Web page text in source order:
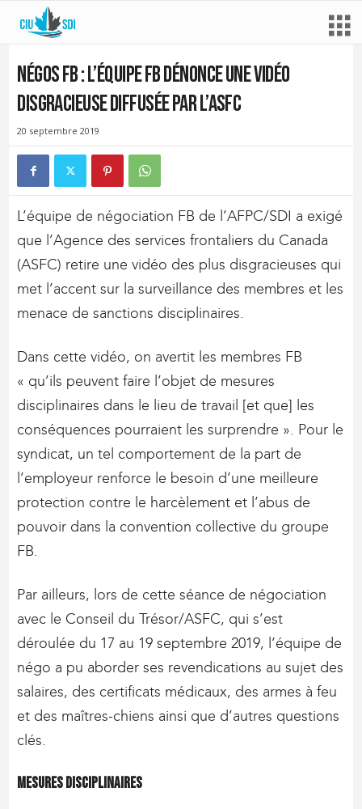
Négos FB : l’équipe FB dénonce une vidéo
disgracieuse diffusée par l’ASFC
20 septembre 2019
L’équipe de négociation FB de l’AFPC/SDI a exigé
que l’Agence des services frontaliers du Canada
(ASFC) retire une vidéo des plus disgracieuses qui
met l’accent sur la surveillance des membres et les
menace de sanctions disciplinaires.
Dans cette vidéo, on avertit les membres FB
« qu’ils peuvent faire l’objet de mesures
disciplinaires dans le lieu de travail [et que] les
conséquences pourraient les surprendre ». Pour le
syndicat, un tel comportement de la part de
l’employeur renforce le besoin d’une meilleure
protection contre le harcèlement et l’abus de
pouvoir dans la convention collective du groupe
FB.
Par ailleurs, lors de cette séance de négociation
avec le Conseil du Trésor/ASFC, qui s’est
déroulée du 17 au 19 septembre 2019, l’équipe de
négo a pu aborder ses revendications au sujet des
salaires, des certificats médicaux, des armes à feu
et des maîtres-chiens ainsi que d’autres questions
clés.
Mesures disciplinaires